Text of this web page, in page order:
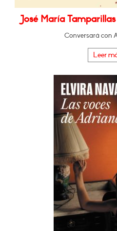
José María
Conversará con
Leer